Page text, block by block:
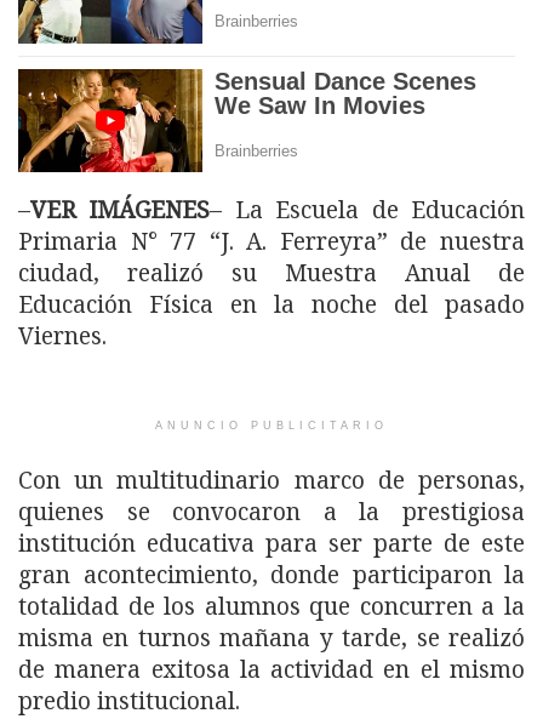
–VER IMÁGENES– La Escuela de Educación
Primaria N° 77 “J. A. Ferreyra” de nuestra
ciudad, realizó su Muestra Anual de
Educación Física en la noche del pasado
Viernes.
ANUNCIO PUBLICITARIO
Con un multitudinario marco de personas,
quienes se convocaron a la prestigiosa
institución educativa para ser parte de este
gran acontecimiento, donde participaron la
totalidad de los alumnos que concurren a la
misma en turnos mañana y tarde, se realizó
de manera exitosa la actividad en el mismo
predio institucional.